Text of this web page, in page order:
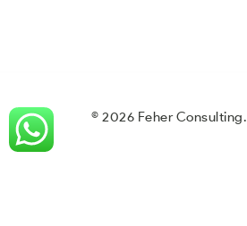
© 2026 Feher Consulting.